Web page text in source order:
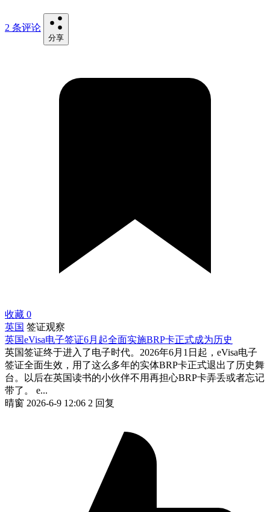
2 条评论
分享
收藏 0
英国 签证观察
英国eVisa电子签证6月起全面实施BRP卡正式成为历史
英国签证终于进入了电子时代。2026年6月1日起，eVisa电子
签证全面生效，用了这么多年的实体BRP卡正式退出了历史舞
台。以后在英国读书的小伙伴不用再担心BRP卡弄丢或者忘记
带了。 e...
晴窗 2026-6-9 12:06 2 回复